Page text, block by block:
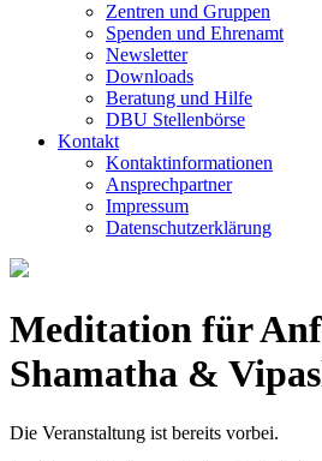
Zentren und Gruppen
Spenden und Ehrenamt
Newsletter
Downloads
Beratung und Hilfe
DBU Stellenbörse
Kontakt
Kontaktinformationen
Ansprechpartner
Impressum
Datenschutzerklärung
Meditation für
Shamatha &
Die Veranstaltung ist bereits vorbei.